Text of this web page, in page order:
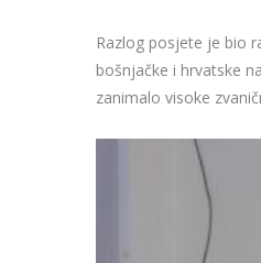
Razlog posjete je bio
bošnjačke i hrvatske
zanimalo visoke